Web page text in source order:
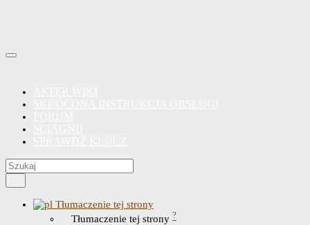
Tłumaczenie tej strony
Tłumaczenie tej strony ?